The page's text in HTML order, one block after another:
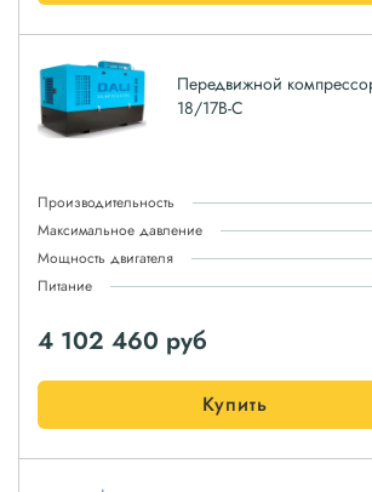
Передвижной
18/17B-C
Производительность
Максимальное давление
Мощность двигателя
Питание
4 102 460 руб
Купить